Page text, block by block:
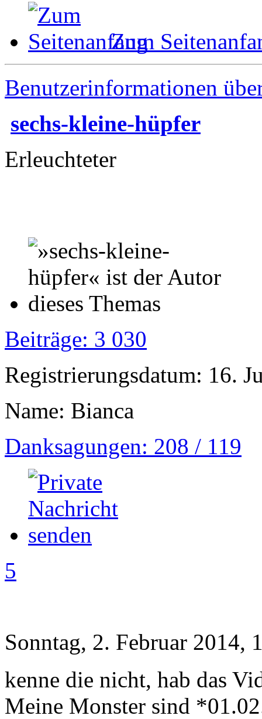
Zum
Benutzerinformationen
sechs-kleine-hüpfer
Erleuchteter
Beiträge: 3 030
Registrierungsdatum: 16.
Name: Bianca
Danksagungen: 208 / 119
5
Sonntag, 2. Februar 2014,
kenne die nicht, hab das
Meine Monster sind